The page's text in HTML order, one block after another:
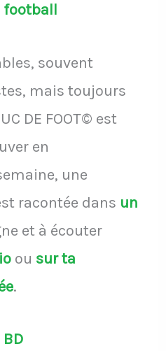
football
souvent
mais toujours
DE FOOT© est
en
une
racontée dans un
et à écouter
ou sur ta
.
BD